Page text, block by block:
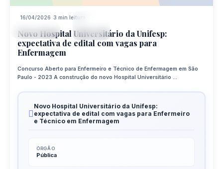
CONCURSO
16/04/2026 3 min leitura
Novo Hospital Universitário da Unifesp:
expectativa de edital com vagas para
Enfermagem
Concurso Aberto para Enfermeiro e Técnico de Enfermagem em São
Paulo - 2023 A construção do novo Hospital Universitário ...
Novo Hospital Universitário da Unifesp:
expectativa de edital com vagas para Enfermeiro
e Técnico em Enfermagem
ÓRGÃO
Pública